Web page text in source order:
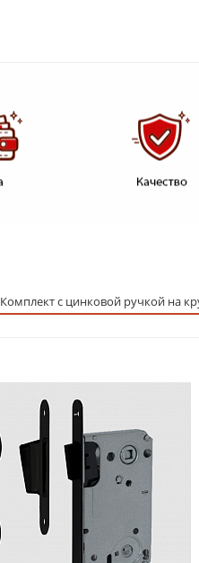
Комплект с цинковой ручкой на